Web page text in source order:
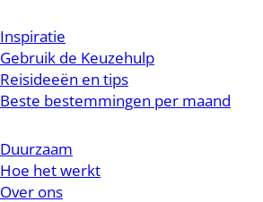
Inspiratie
Gebruik de Keuzehulp
Reisideeën en tips
Beste bestemmingen per maand
Duurzaam
Hoe het werkt
Over ons